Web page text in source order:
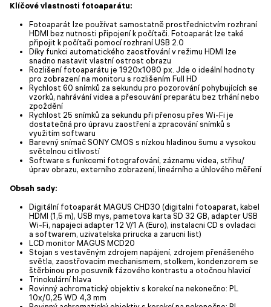
Klíčové vlastnosti fotoaparátu:
Fotoaparát lze používat samostatně prostřednictvím rozhraní
HDMI bez nutnosti připojení k počítači. Fotoaparát lze také
připojit k počítači pomocí rozhraní USB 2.0
Díky funkci automatického zaostřování v režimu HDMI lze
snadno nastavit vlastní ostrost obrazu
Rozlišení fotoaparátu je 1920x1080 px. Jde o ideální hodnoty
pro zobrazení na monitoru s rozlišením Full HD
Rychlost 60 snímků za sekundu pro pozorování pohybujících se
vzorků, nahrávání videa a přesouvání preparátu bez trhání nebo
zpoždění
Rychlost 25 snímků za sekundu při přenosu přes Wi-Fi je
dostatečná pro úpravu zaostření a zpracování snímků s
využitím softwaru
Barevný snímač SONY CMOS s nízkou hladinou šumu a vysokou
světelnou citlivostí
Software s funkcemi fotografování, záznamu videa, střihu/
úprav obrazu, externího zobrazení, lineárního a úhlového měření
Obsah sady:
Digitální fotoaparát MAGUS CHD30 (digitalni fotoaparat, kabel
HDMI (1,5 m), USB mys, pametova karta SD 32 GB, adapter USB
Wi-Fi, napajeci adapter 12 V/1 A (Euro), instalacni CD s ovladaci
a softwarem, uzivatelska prirucka a zarucni list)
LCD monitor MAGUS MCD20
Stojan s vestavěným zdrojem napájení, zdrojem přenášeného
světla, zaostřovacím mechanismem, stolkem, kondenzorem se
štěrbinou pro posuvník fázového kontrastu a otočnou hlavicí
Trinokulární hlava
Rovinný achromatický objektiv s korekcí na nekonečno: PL
10x/0,25 WD 4,3 mm